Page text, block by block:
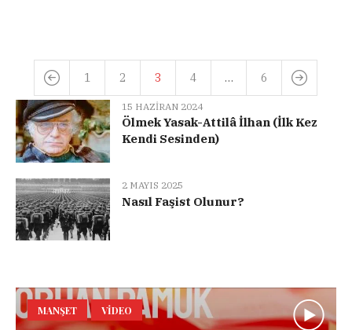
1 2 3 4 … 6
15 HAZIRAN 2024
Ölmek Yasak-Attilâ İlhan (İlk Kez
Kendi Sesinden)
2 MAYIS 2025
Nasıl Faşist Olunur?
MANŞET VIDEO